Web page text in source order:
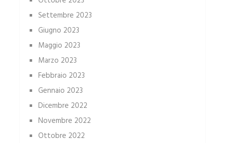
Settembre 2023
Giugno 2023
Maggio 2023
Marzo 2023
Febbraio 2023
Gennaio 2023
Dicembre 2022
Novembre 2022
Ottobre 2022